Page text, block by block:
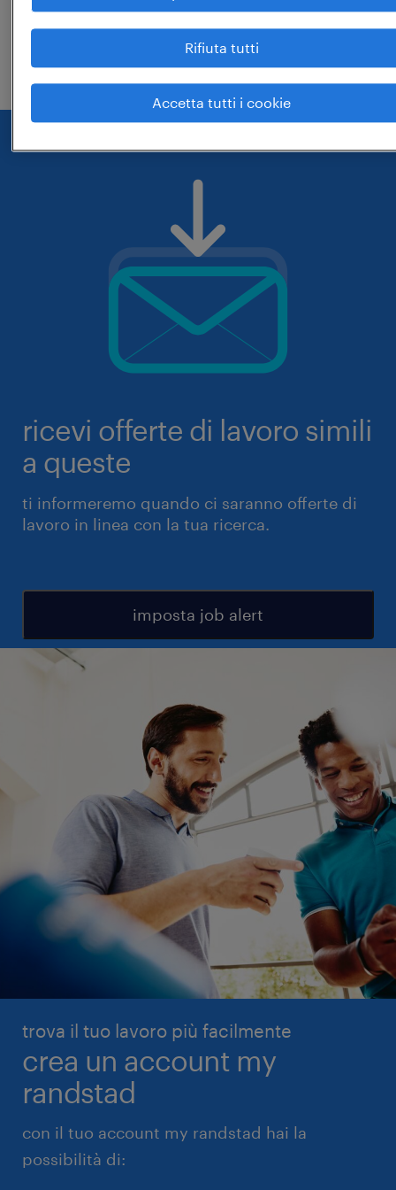
che hai digitato siano corrette. prova
eventualmente a cambiarle.
ricevi offerte di lavoro simili
a queste
ti informeremo quando ci saranno offerte di
lavoro in linea con la tua ricerca.
imposta job alert
trova il tuo lavoro più facilmente
crea un account my
randstad
con il tuo account my randstad hai la
possibilità di:
Rifiuta tutti
Accetta tutti i cookie